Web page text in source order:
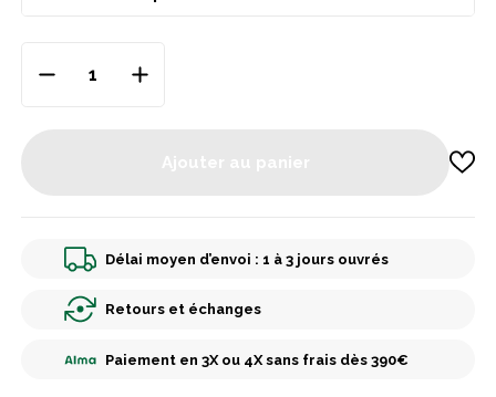
Délai moyen d’envoi : 1 à 3 jours ouvrés
Retours et échanges
Paiement en 3X ou 4X sans frais dès 390€